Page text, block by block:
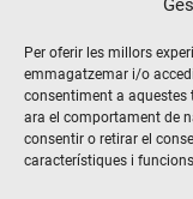
Per oferir les millors
emmagatzemar i/o
consentiment a aquestes
ara el comportament de
consentir o retirar el
característiques i